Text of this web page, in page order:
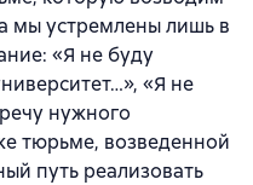
мы устремлены лишь в
«Я не буду
«Я не
нужного
тюрьме, возведенной
путь реализовать